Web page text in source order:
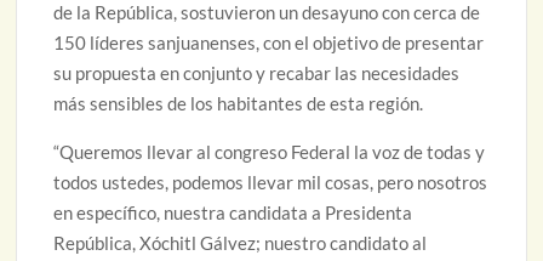
de la República, sostuvieron un desayuno con cerca de
150 líderes sanjuanenses, con el objetivo de presentar
su propuesta en conjunto y recabar las necesidades
más sensibles de los habitantes de esta región.
“Queremos llevar al congreso Federal la voz de todas y
todos ustedes, podemos llevar mil cosas, pero nosotros
en específico, nuestra candidata a Presidenta
República, Xóchitl Gálvez; nuestro candidato al